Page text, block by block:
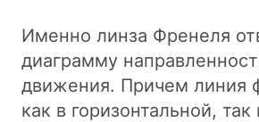
Именно линза Френеля
диаграмму
движения. Причем линия
как в горизонтальной, так